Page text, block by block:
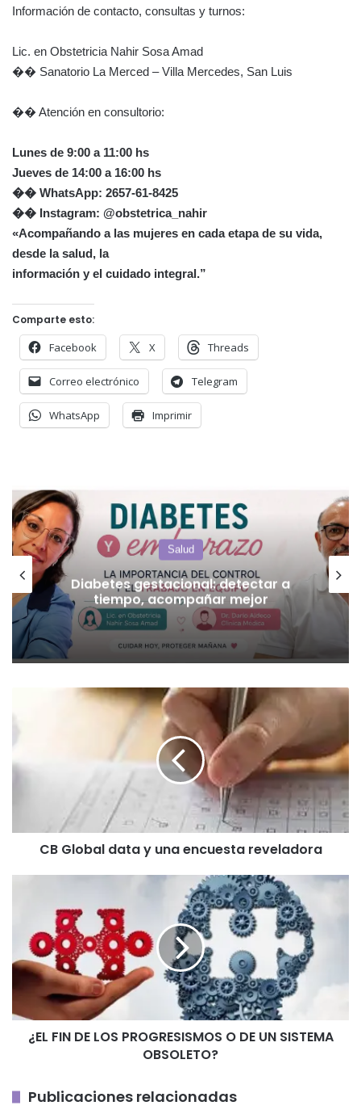
Información de contacto, consultas y turnos:
Lic. en Obstetricia Nahir Sosa Amad
�� Sanatorio La Merced – Villa Mercedes, San Luis
��️ Atención en consultorio:
Lunes de 9:00 a 11:00 hs
Jueves de 14:00 a 16:00 hs
�� WhatsApp: 2657-61-8425
�� Instagram: @obstetrica_nahir
«Acompañando a las mujeres en cada etapa de su vida,
desde la salud, la
información y el cuidado integral.”
Comparte esto:
Facebook X Threads
Correo electrónico Telegram
WhatsApp Imprimir
Salud
Diabetes gestacional: detectar a
tiempo, acompañar mejor
y
una
CB Global data y una encuesta reveladora
LOS
PROGRESISMOS
O
SISTEMA
OBSOLETO?
¿EL FIN DE LOS PROGRESISMOS O DE UN SISTEMA
OBSOLETO?
Publicaciones relacionadas